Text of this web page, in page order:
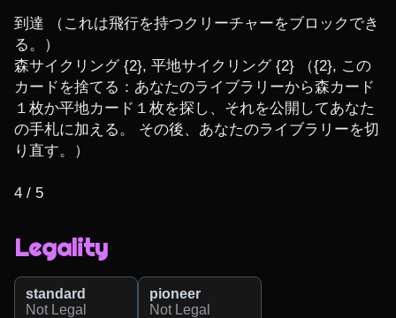
到達 （これは飛行を持つクリーチャーをブロックでき
る。）
森サイクリング {2}, 平地サイクリング {2} （{2}, この
カードを捨てる：あなたのライブラリーから森カード
１枚か平地カード１枚を探し、それを公開してあなた
の手札に加える。 その後、あなたのライブラリーを切
り直す。）
4 / 5
Legality
standard
Not Legal
pioneer
Not Legal